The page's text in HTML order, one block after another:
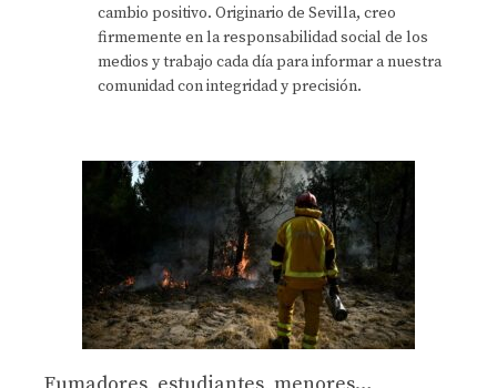
cambio positivo. Originario de Sevilla, creo
firmemente en la responsabilidad social de los
medios y trabajo cada día para informar a nuestra
comunidad con integridad y precisión.